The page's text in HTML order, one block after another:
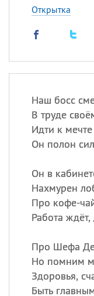
Открытка
Наш босс
В труде
Идти к
Он полон
Он в
Нахмурен
Про кофе-
Работа
Про Шефа
Но помним
Здоровья,
Быть